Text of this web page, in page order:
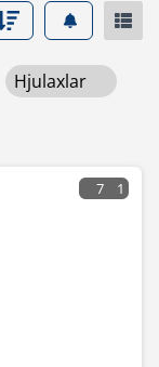
som
din nästa Atlas
Hjulaxlar
7 1